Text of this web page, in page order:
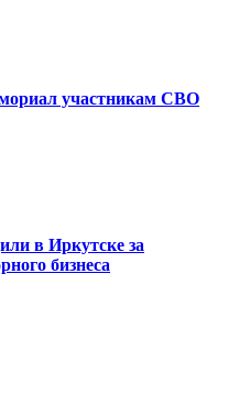
участникам СВО
в Иркутске за
бизнеса